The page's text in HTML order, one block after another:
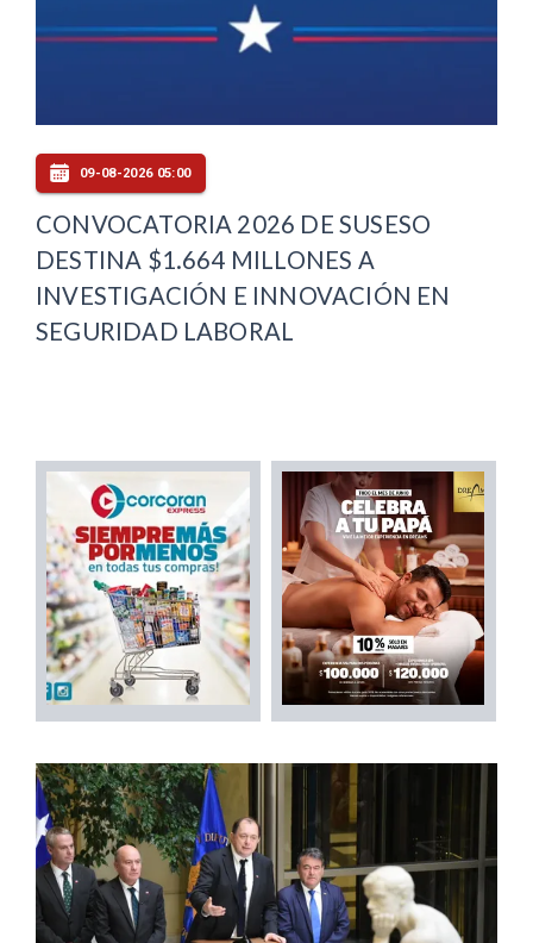
09-08-2026 05:00
CONVOCATORIA 2026 DE SUSESO
DESTINA $1.664 MILLONES A
INVESTIGACIÓN E INNOVACIÓN EN
SEGURIDAD LABORAL